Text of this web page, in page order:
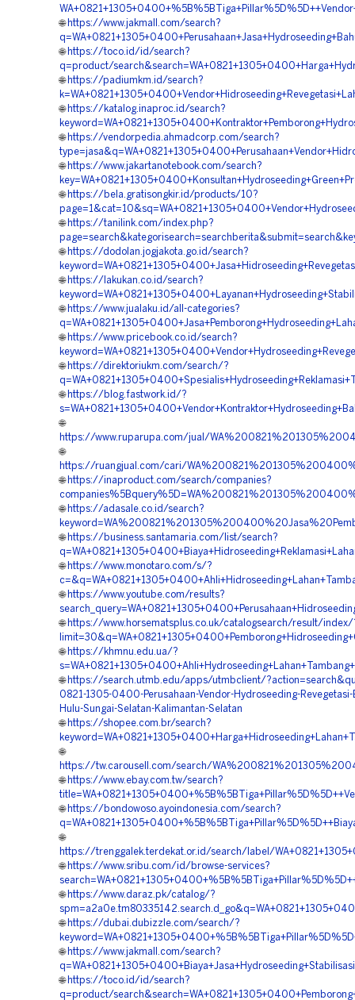
🌐 https://www.jakmall.com/search?
🌐 https://toco.id/id/search?
q=product/
🌐 https://padiumkm.id/search?
🌐 https://katalog.inaproc.id/search?
🌐 https://vendorpedia.ahmadcorp.com/search?
🌐 https://www.jakartanotebook.com/search?
🌐 https://bela.gratisongkir.id/products/10?
🌐 https://tanilink.com/index.php?
🌐 https://dodolan.jogjakota.go.id/search?
🌐 https://lakukan.co.id/search?
🌐 https://www.jualaku.id/all-categories?
🌐 https://www.pricebook.co.id/search?
🌐 https://direktoriukm.com/search/?
🌐 https://blog.fastwork.id/?
🌐
https://www.ruparupa.com/jual/
🌐
https://ruangjual.com/cari/
🌐 https://inaproduct.com/search/companies?
🌐 https://adasale.co.id/search?
🌐 https://business.santamaria.com/list/search?
🌐 https://www.monotaro.com/s/?
🌐 https://www.youtube.com/results?
🌐 https://www.horsematsplus.co.uk/catalogsearch/result/index/
🌐 https://khmnu.edu.ua/?
🌐 https://search.utmb.edu/apps/utmbclient/
0821-1305-0400-Perusahaan-Vendor-Hydroseeding-Revegetasi-
Hulu-Sungai-Selatan-Kalimantan-Selatan
🌐 https://shopee.com.br/search?
🌐
https://tw.carousell.com/search/
🌐 https://www.ebay.com.tw/search?
🌐 https://bondowoso.ayoindonesia.com/search?
🌐
https://trenggalek.terdekat.or.id/search/label/
🌐 https://www.sribu.com/id/browse-services?
🌐 https://www.daraz.pk/catalog/?
🌐 https://dubai.dubizzle.com/search/?
🌐 https://www.jakmall.com/search?
🌐 https://toco.id/id/search?
q=product/